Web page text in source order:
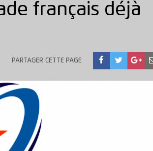
français déjà
PARTAGER CETTE PAGE